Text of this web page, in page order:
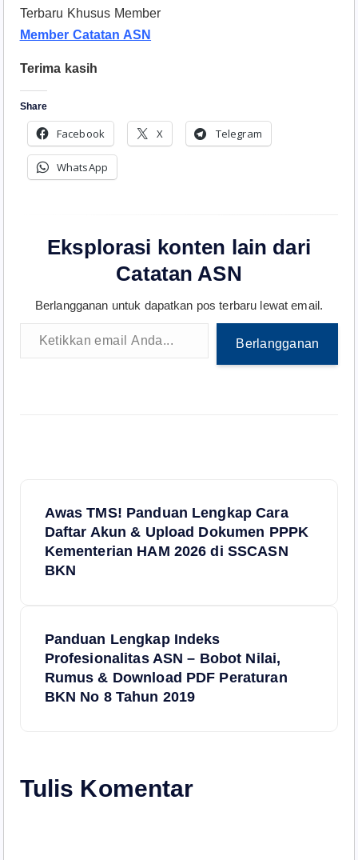
Terbaru Khusus Member
Member Catatan ASN
Terima kasih
Share
Facebook X Telegram
WhatsApp
Eksplorasi konten lain dari
Catatan ASN
Berlangganan untuk dapatkan pos terbaru lewat email.
Ketikkan email Anda...
Berlangganan
i
Awas TMS! Panduan Lengkap Cara
Daftar Akun & Upload Dokumen PPPK
Kementerian HAM 2026 di SSCASN
BKN
Panduan Lengkap Indeks
Profesionalitas ASN – Bobot Nilai,
Rumus & Download PDF Peraturan
BKN No 8 Tahun 2019
Tulis Komentar